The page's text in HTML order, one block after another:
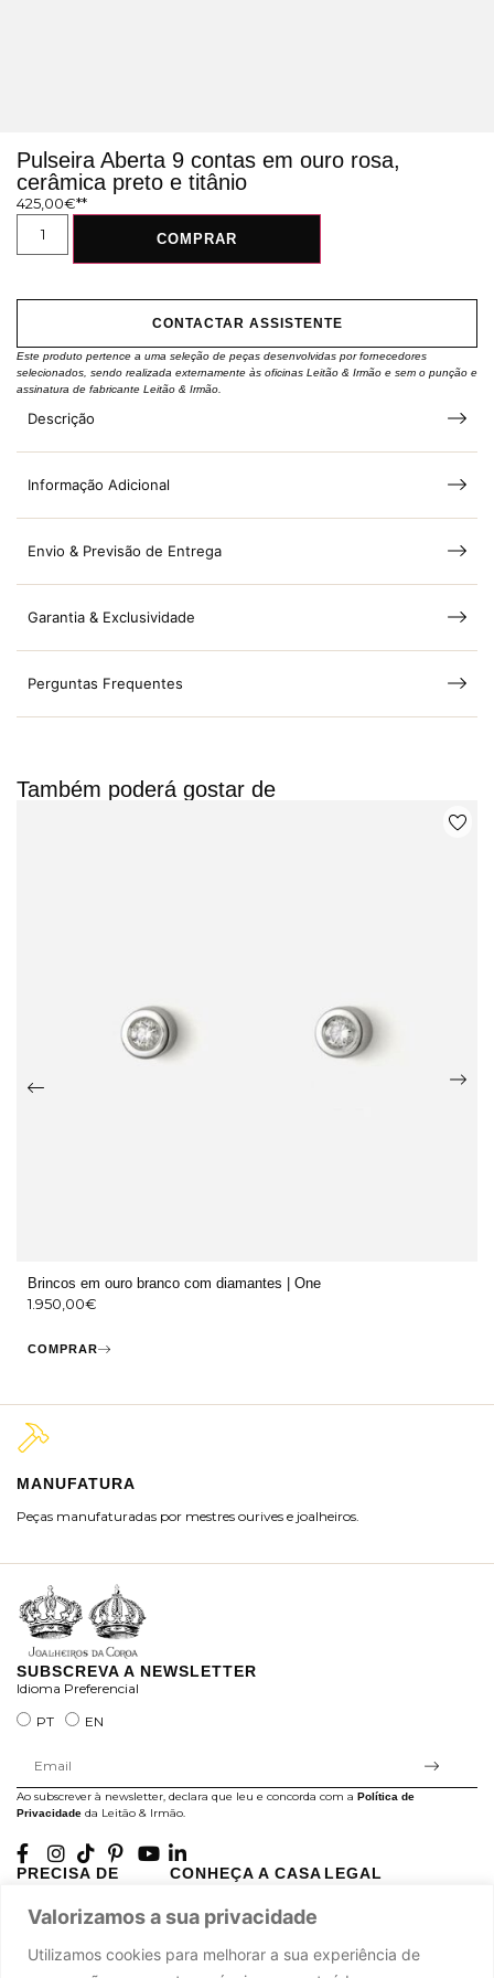
Valorizamos a sua privacidade
Utilizamos cookies para melhorar a sua experiência de
Pulseira Aberta 9 contas em ouro rosa,
cerâmica preto e titânio
425,00€
COMPRAR
CONTACTAR ASSISTENTE
Este produto pertence a uma seleção de peças desenvolvidas por fornecedores
selecionados, sendo realizada externamente às oficinas Leitão & Irmão e sem o punção e
assinatura de fabricante Leitão & Irmão.
Descrição
Informação Adicional
Envio & Previsão de Entrega
Garantia & Exclusividade
Perguntas Frequentes
Também poderá gostar de
Brincos em ouro branco com diamantes | One
1.950,00€
COMPRAR
MANUFATURA
Peças manufaturadas por mestres ourives e joalheiros.
SUBSCREVA A NEWSLETTER
Idioma Preferencial
PT
EN
Ao subscrever à newsletter, declara que leu e concorda com a Política de
Privacidade da Leitão & Irmão.
PRECISA DE
A minha conta
CONHEÇA A CASA
História
LEGAL
Termos e Condições